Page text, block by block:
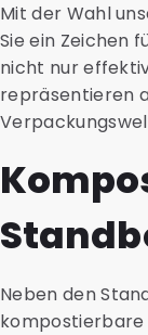
Mit der Wahl
Sie ein Zeichen
nicht nur
repräsentieren
Neben den